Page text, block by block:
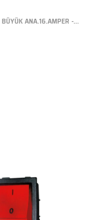
TY BA 03-LEDLi BÜYÜK ANA.16.AMPER -ÜTÜ